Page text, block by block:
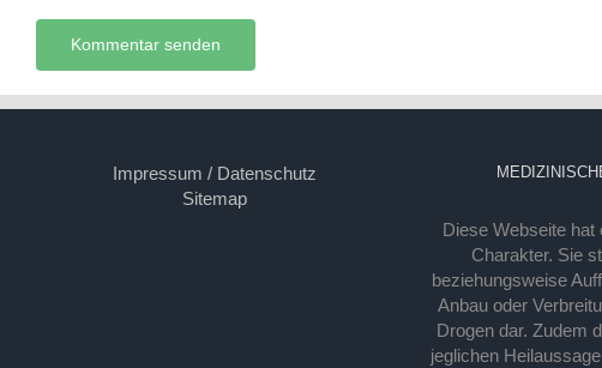
Impressum / Datenschutz
Sitemap
Diese Webseite hat
Charakter. Sie
beziehungsweise
Anbau oder
Drogen dar. Zudem
jeglichen